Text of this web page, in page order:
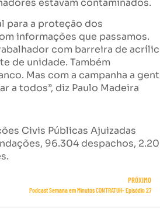
estavam contaminados.
para a proteção dos
informações que passamos.
com barreira de
de unidade. Também
Mas com a campanha a
a todos”, diz Paulo Madeira
Civis Públicas Ajuizadas
96.304 despachos,
PRÓXIMO
Podcast Semana em Minutos CONTRATUH- Episódio 27